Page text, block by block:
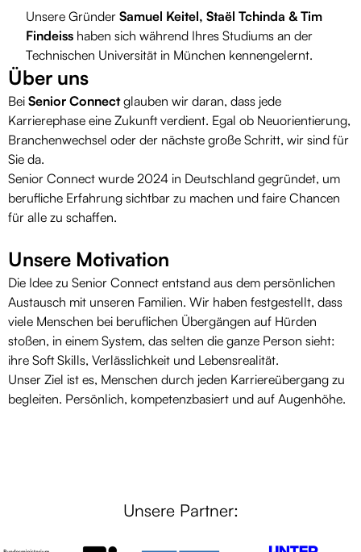
Unsere Gründer Samuel Keitel, Staël Tchinda & Tim
Findeiss haben sich während Ihres Studiums an der
Technischen Universität in München kennengelernt.
Über uns
Bei Senior Connectglauben wir daran, dass jede
Karrierephase eine Zukunft verdient. Egal ob Neuorientierung,
Branchenwechsel oder der nächste große Schritt, wir sind für
Sie da.
Senior Connect wurde 2024 in Deutschland gegründet, um
berufliche Erfahrung sichtbar zu machen und faire Chancen
für alle zu schaffen.
Unsere Motivation
Die Idee zu Senior Connect entstand aus dem persönlichen
Austausch mit unseren Familien. Wir haben festgestellt, dass
viele Menschen bei beruflichen Übergängen auf Hürden
stoßen, in einem System, das selten die ganze Person sieht:
ihre Soft Skills, Verlässlichkeit und Lebensrealität.
Unser Ziel ist es, Menschen durch jeden Karriereübergang zu
begleiten. Persönlich, kompetenzbasiert und auf Augenhöhe.
Unsere Partner: